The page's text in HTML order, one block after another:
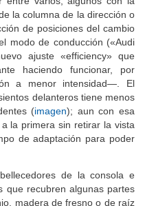
la columna de la dirección o
de posiciones del cambio
modo de conducción («Audi
ajuste «efficiency» que
haciendo funcionar, por
a menor intensidad—. El
delanteros tiene menos
(imagen); aun con esa
la primera sin retirar la vista
de adaptación para poder
de la consola e
que recubren algunas partes
madera de fresno o de raíz